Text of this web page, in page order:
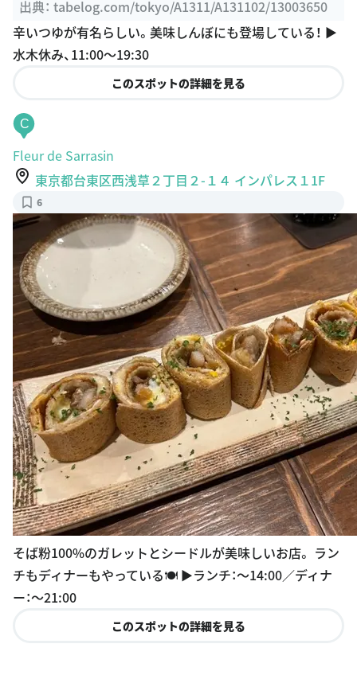
辛いつゆが有名らしい。美味しんぼにも登場している！ ▶︎
水木休み、11:00〜19:30
このスポットの詳細を見る
Fleur de Sarrasin
東京都台東区西浅草２丁目２-１４ インパレス１1F
6
そば粉100%のガレットとシードルが美味しいお店。 ラン
チもディナーもやっている🍽️ ▶︎ランチ：〜14:00／ディナ
ー：〜21:00